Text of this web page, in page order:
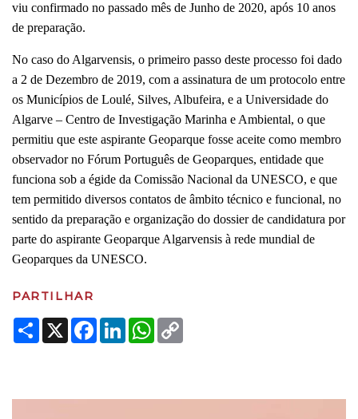
viu confirmado no passado mês de Junho de 2020, após 10 anos
de preparação.
No caso do Algarvensis, o primeiro passo deste processo foi dado
a 2 de Dezembro de 2019, com a assinatura de um protocolo entre
os Municípios de Loulé, Silves, Albufeira, e a Universidade do
Algarve – Centro de Investigação Marinha e Ambiental, o que
permitiu que este aspirante Geoparque fosse aceite como membro
observador no Fórum Português de Geoparques, entidade que
funciona sob a égide da Comissão Nacional da UNESCO, e que
tem permitido diversos contatos de âmbito técnico e funcional, no
sentido da preparação e organização do dossier de candidatura por
parte do aspirante Geoparque Algarvensis à rede mundial de
Geoparques da UNESCO.
PARTILHAR
Share
X Facebook
LinkedInWhatsApp